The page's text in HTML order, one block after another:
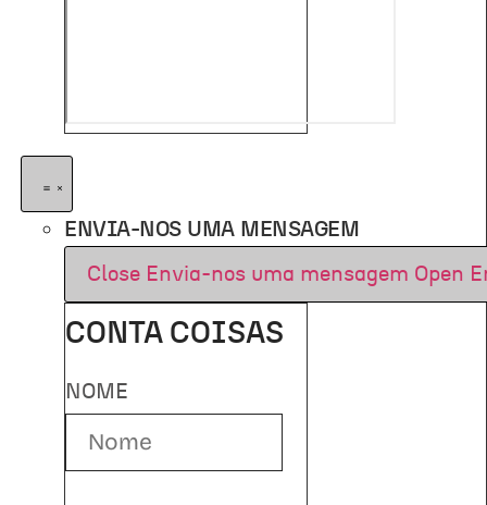
ENVIA-NOS UMA MENSAGEM
Close Envia-nos uma mensagem Open
CONTA COISAS
NOME